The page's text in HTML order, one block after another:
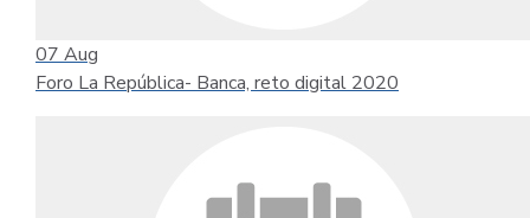
07 Aug
Foro La República- Banca, reto digital 2020